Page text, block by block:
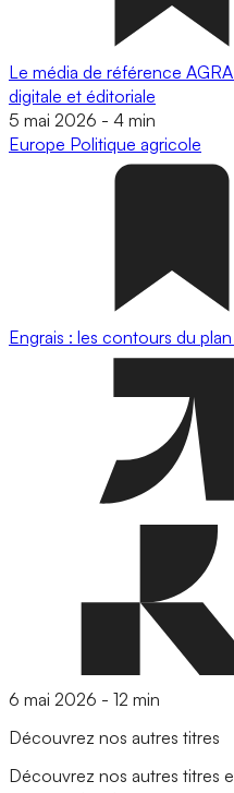
Le média de référence
digitale et éditoriale
5 mai 2026 - 4 min
Europe Politique agricole
Engrais : les contours du
6 mai 2026 - 12 min
Découvrez nos autres titres
Découvrez nos autres titres